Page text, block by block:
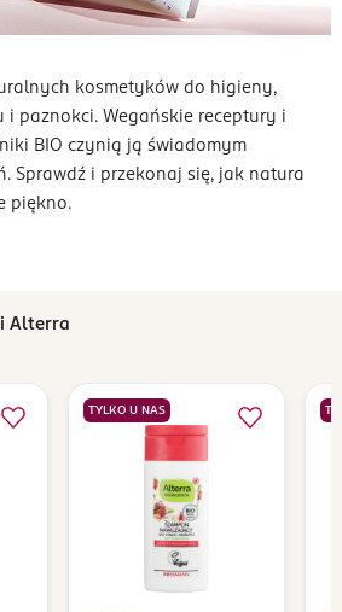
kosmetyków do higieny,
i paznokci. Wegańskie receptury i
BIO czynią ją świadomym
Sprawdź i przekonaj się, jak natura
piękno.
Alterra
TYLKO U NAS